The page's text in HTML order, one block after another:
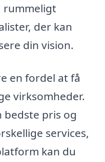
rummeligt
der kan
din vision.
en fordel at få
virksomheder.
bedste pris og
services,
kan du